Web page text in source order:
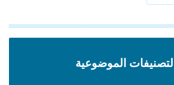
التصنيفات الموضوعية